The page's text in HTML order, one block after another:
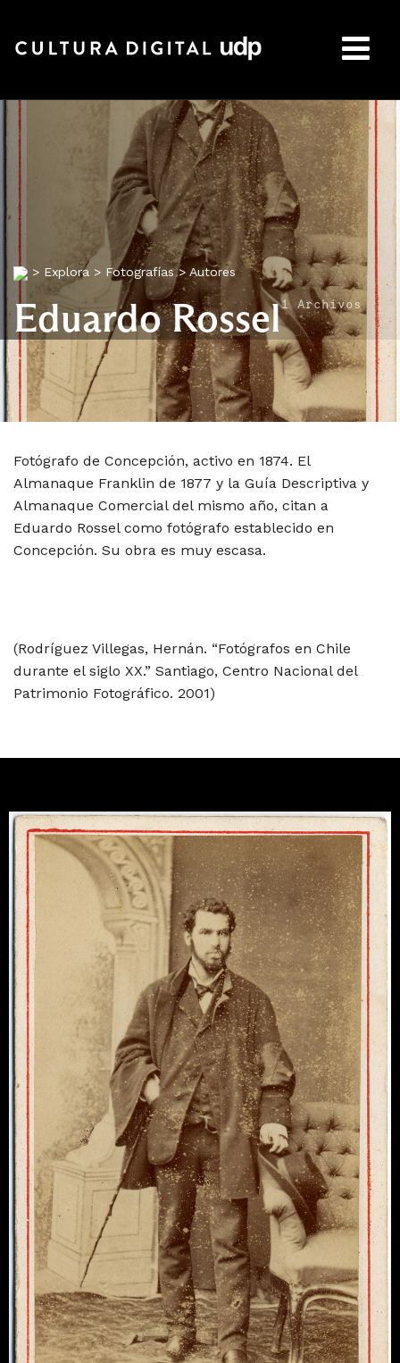
> Explora > Fotografías>Autores
Eduardo Rossel1 Archivos
Fotógrafo de Concepción, activo en 1874. El
Almanaque Franklin de 1877 y la Guía Descriptiva y
Almanaque Comercial del mismo año, citan a
Eduardo Rossel como fotógrafo establecido en
Concepción. Su obra es muy escasa.
(Rodríguez Villegas, Hernán. “Fotógrafos en Chile
durante el siglo XX.” Santiago, Centro Nacional del
Patrimonio Fotográfico. 2001)